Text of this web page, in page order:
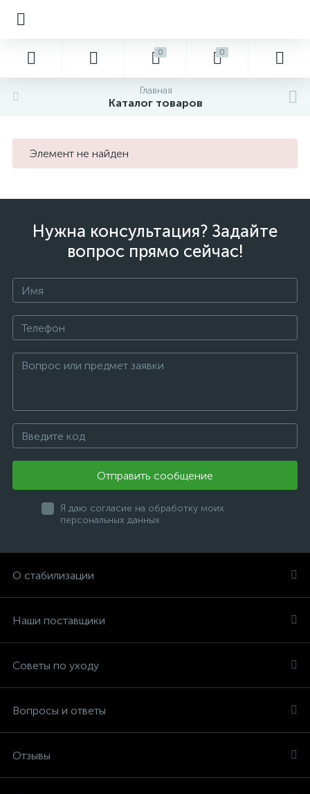
0 0
Главная
Каталог товаров
Элемент не найден
Нужна консультация? Задайте
вопрос прямо сейчас!
Отправить сообщение
Я даю согласие на обработку моих
персональных данных
О стабилизации
Наши поставщики
Советы по уходу
Вопросы и ответы
Отзывы